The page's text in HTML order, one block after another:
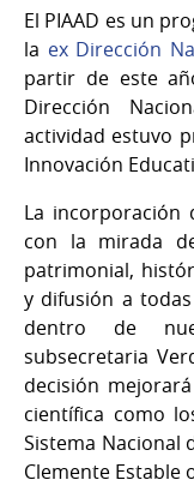
El PIAAD es un
la ex Dirección
partir de este
Dirección
actividad estuvo
Innovación
La incorporación
con la mirada
patrimonial,
y difusión a
dentro de
subsecretaria
decisión
científica como
Sistema Nacional
Clemente Estable